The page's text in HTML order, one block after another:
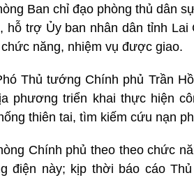
Ban chỉ đạo phòng thủ dân
hỗ trợ Ủy ban nhân dân tỉnh
năng, nhiệm vụ được giao.
Thủ tướng Chính phủ Trần
phương triển khai thực hiện
thiên tai, tìm kiếm cứu nạn
Chính phủ theo theo chức
điện này; kịp thời báo cáo